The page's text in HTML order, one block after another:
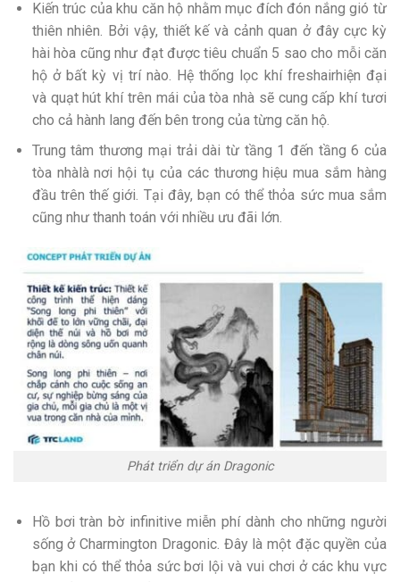
Kiến trúc của khu căn hộ nhằm mục đích đón nắng gió từ
thiên nhiên. Bởi vậy, thiết kế và cảnh quan ở đây cực kỳ
hài hòa cũng như đạt được tiêu chuẩn 5 sao cho mỗi căn
hộ ở bất kỳ vị trí nào. Hệ thống lọc khí freshairhiện đại
và quạt hút khí trên mái của tòa nhà sẽ cung cấp khí tươi
cho cả hành lang đến bên trong của từng căn hộ.
Trung tâm thương mại trải dài từ tầng 1 đến tầng 6 của
tòa nhàlà nơi hội tụ của các thương hiệu mua sắm hàng
đầu trên thế giới. Tại đây, bạn có thể thỏa sức mua sắm
cũng như thanh toán với nhiều ưu đãi lớn.
Phát triển dự án Dragonic
Hồ bơi tràn bờ infinitive miễn phí dành cho những người
sống ở Charmington Dragonic. Đây là một đặc quyền của
bạn khi có thể thỏa sức bơi lội và vui chơi ở các khu vực